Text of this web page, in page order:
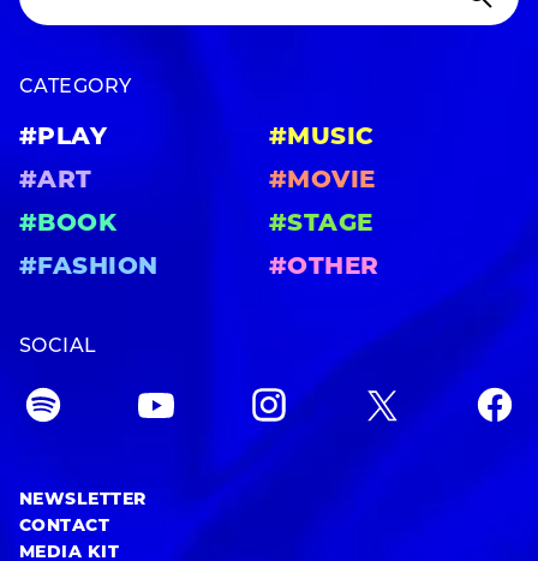
CATEGORY
#PLAY
#MUSIC
#ART
#MOVIE
#BOOK
#STAGE
#FASHION
#OTHER
SOCIAL
NEWSLETTER
CONTACT
MEDIA KIT